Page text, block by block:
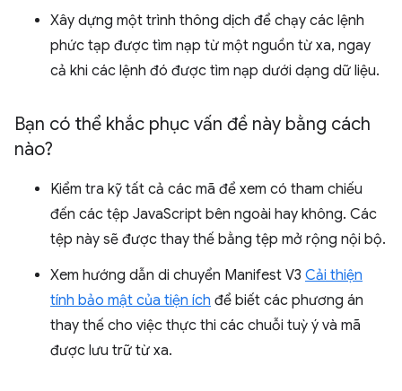
Xây dựng một trình thông dịch để chạy các lệnh
phức tạp được tìm nạp từ một nguồn từ xa, ngay
cả khi các lệnh đó được tìm nạp dưới dạng dữ liệu.
Bạn có thể khắc phục vấn đề này bằng cách
nào?
Kiểm tra kỹ tất cả các mã để xem có tham chiếu
đến các tệp JavaScript bên ngoài hay không. Các
tệp này sẽ được thay thế bằng tệp mở rộng nội bộ.
Xem hướng dẫn di chuyển Manifest V3 Cải thiện
tính bảo mật của tiện ích để biết các phương án
thay thế cho việc thực thi các chuỗi tuỳ ý và mã
được lưu trữ từ xa.